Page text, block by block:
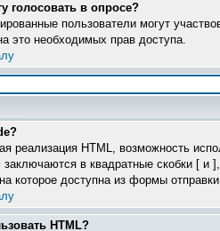
голосовать в опросе?
пользователи могут
это необходимых прав доступа.
реализация HTML, возможность
заключаются в квадратные скобки [
которое доступна из формы
HTML?